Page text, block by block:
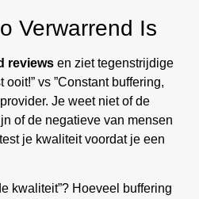
Verwarrend Is
reviews en ziet tegenstrijdige
vs ”Constant buffering,
Je weet niet of de
of de negatieve van mensen
je kwaliteit voordat je een
kwaliteit”? Hoeveel buffering